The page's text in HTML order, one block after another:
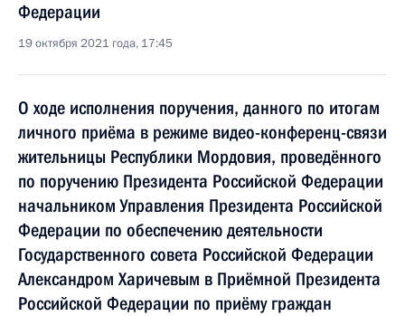
Федерации
19 октября 2021 года, 17:45
О ходе исполнения поручения, данного по итогам
личного приёма в режиме видео-конференц-связи
жительницы Республики Мордовия, проведённого
по поручению Президента Российской Федерации
начальником Управления Президента Российской
Федерации по обеспечению деятельности
Государственного совета Российской Федерации
Александром Харичевым в Приёмной Президента
Российской Федерации по приёму граждан